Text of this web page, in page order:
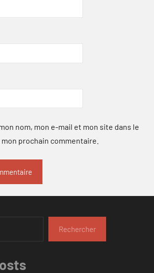
nom, mon e-mail et mon site dans le
prochain commentaire.
Rechercher